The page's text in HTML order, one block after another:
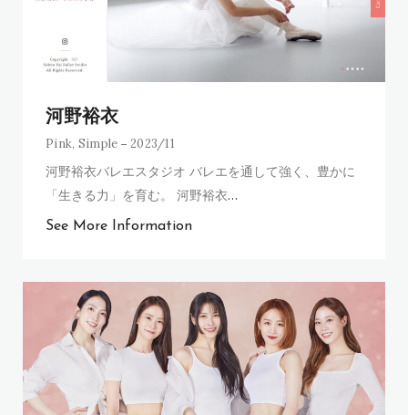
河野裕衣
Pink, Simple 2023/11
河野裕衣バレエスタジオ バレエを通して強く、豊かに
「生きる力」を育む。 河野裕衣…
See More Information